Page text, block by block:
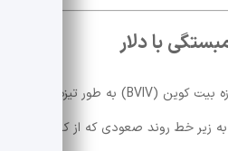
با دلار
شاخص نوسان ضمنی ۳۰ روزه بیت کوین (BVIV) به طور تیزه ای
و به زیر خط روند صعودی که از کف